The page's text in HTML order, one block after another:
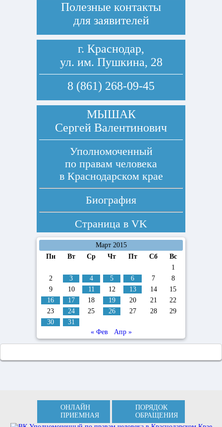
Полезные контакты
для заявителей
г. Краснодар,
ул. им. Пушкина, 28
8 (861) 268-09-45
МЫШАК
Сергей Валентинович
Уполномоченный
по правам человека
в Краснодарском крае
Биография
Страница в VK
Март 2015
Пн
Вт Ср Чт Пт Сб
Вс
1
2
3 4 5 6 7
8
9
10 11 12 13 14
15
16
17 18 19 20 21
22
23
24 25 26 27 28
29
30
31
« Фев
Апр »
ОНЛАЙН
ПРИЕМНАЯ
ПОРЯДОК
ОБРАЩЕНИЯ